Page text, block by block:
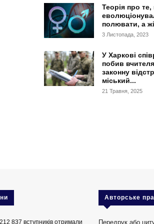
Теорія про
полювати, а
3 Листопада, 2023
У Харкові
побив
законну
міський...
21 Травня, 2025
212 837 вступників отримали
Авторське
Передрук або